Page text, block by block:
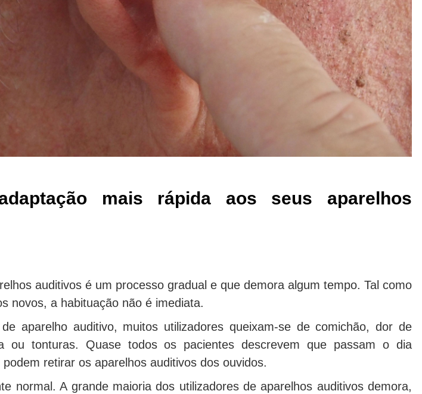
mais rápida aos seus aparelhos
auditivos é um processo gradual e que demora algum tempo. Tal como
novos, a habituação não é imediata.
aparelho auditivo, muitos utilizadores queixam-se de comichão, dor de
ou tonturas. Quase todos os pacientes descrevem que passam o dia
retirar os aparelhos auditivos dos ouvidos.
normal. A grande maioria dos utilizadores de aparelhos auditivos demora,